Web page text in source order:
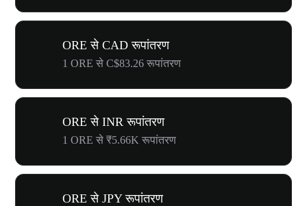
ORE से CAD रूपांतरण
1 ORE से C$83.26 रूपांतरण
ORE से INR रूपांतरण
1 ORE से ₹5.66K रूपांतरण
ORE से JPY रूपांतरण